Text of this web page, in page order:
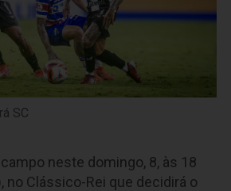
SC
neste domingo, 8, às 18
no Clássico-Rei que decidirá o